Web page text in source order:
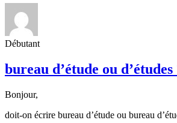
Débutant
bureau d’étude ou d’études
Bonjour,
doit-on écrire bureau d’étude ou bureau